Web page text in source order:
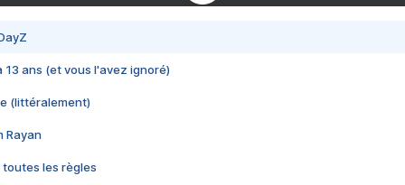
13 ans (et vous l'avez ignoré)
(littéralement)
Rayan
toutes les règles